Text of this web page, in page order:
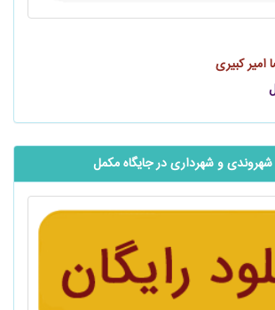
امیر کبیری
و شهرداری در جایگاه مکمل